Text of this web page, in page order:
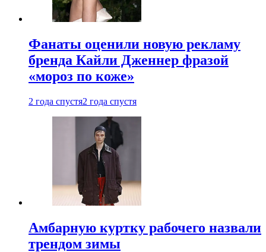
Фанаты оценили новую рекламу
бренда Кайли Дженнер фразой
«мороз по коже»
2 года спустя2 года спустя
Амбарную куртку рабочего назвали
трендом зимы